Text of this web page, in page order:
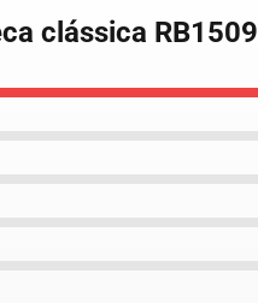
clássica RB1509